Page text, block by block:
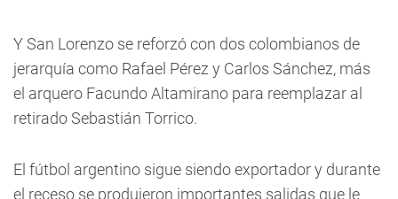
Y San Lorenzo se reforzó con dos colombianos de
jerarquía como Rafael Pérez y Carlos Sánchez, más
el arquero Facundo Altamirano para reemplazar al
retirado Sebastián Torrico.
El fútbol argentino sigue siendo exportador y durante
el receso se produjeron importantes salidas que le